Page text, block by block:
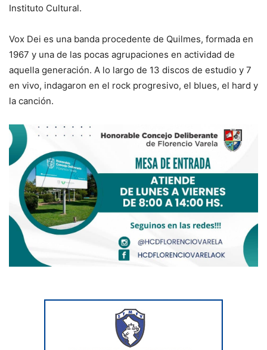
Instituto Cultural.
Vox Dei es una banda procedente de Quilmes, formada en
1967 y una de las pocas agrupaciones en actividad de
aquella generación. A lo largo de 13 discos de estudio y 7
en vivo, indagaron en el rock progresivo, el blues, el hard y
la canción.